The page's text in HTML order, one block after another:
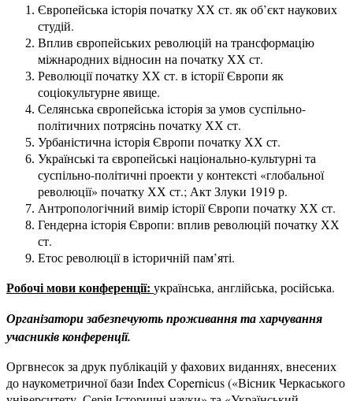
Європейська історія початку ХХ ст. як об’єкт наукових
студій.
Вплив європейських революцій на трансформацію
міжнародних відносин на початку ХХ ст.
Революції початку ХХ ст. в історії Європи як
соціокультурне явище.
Селянська європейська історія за умов суспільно-
політичних потрясінь початку ХХ ст.
Урбаністична історія Європи початку ХХ ст.
Українські та європейські національно-культурні та
суспільно-політичні проекти у контексті «глобальної
революції» початку ХХ ст.; Акт Злуки 1919 р.
Антропологічний вимір історії Європи початку ХХ ст.
Гендерна історія Європи: вплив революцій початку ХХ
ст.
Етос революції в історичній пам’яті.
Робочі мови конференції: українська, англійська, російська.
Організатори забезпечують проживання та харчування
учасників конференції.
Оргвнесок за друк публікацій у фахових виданнях, внесених
до наукометричної бази Index Copernicus («Вісник Черкаського